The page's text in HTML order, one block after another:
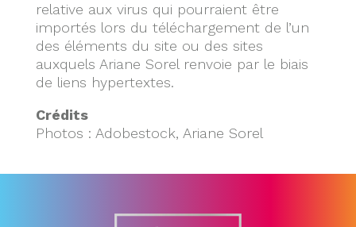
relative aux virus qui pourraient être
importés lors du téléchargement de l’un
des éléments du site ou des sites
auxquels Ariane Sorel renvoie par le biais
de liens hypertextes.
Crédits
Photos : Adobestock, Ariane Sorel